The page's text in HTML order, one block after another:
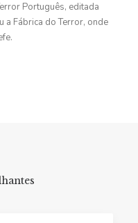
Português, editada
a Fábrica do Terror, onde